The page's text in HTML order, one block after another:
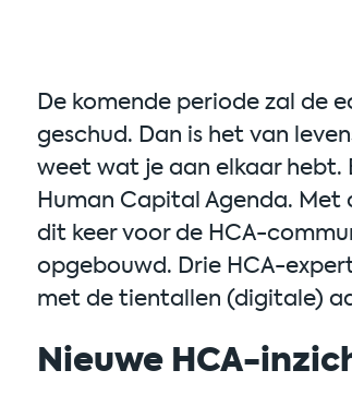
De komende periode zal de
geschud. Dan is het van
weet wat je aan elkaar hebt.
Human Capital Agenda.
dit keer voor de HCA-
opgebouwd. Drie HCA-
met de tientallen (digitale)
Nieuwe HCA-